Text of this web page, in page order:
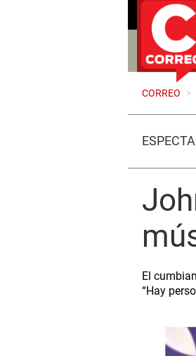
CORREO >
El
“Hay